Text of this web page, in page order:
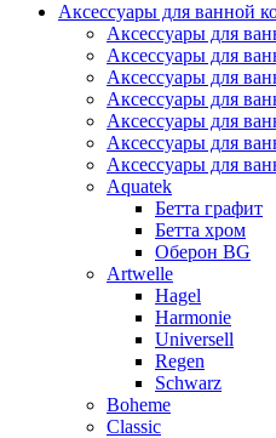
Аксессуары для ванной
Аксессуары для
Аксессуары для
Аксессуары для
Аксессуары для
Аксессуары для
Аксессуары для
Аксессуары для
Aquatek
Бетта графит
Бетта хром
Оберон BG
Artwelle
Hagel
Harmonie
Universell
Regen
Schwarz
Boheme
Classic